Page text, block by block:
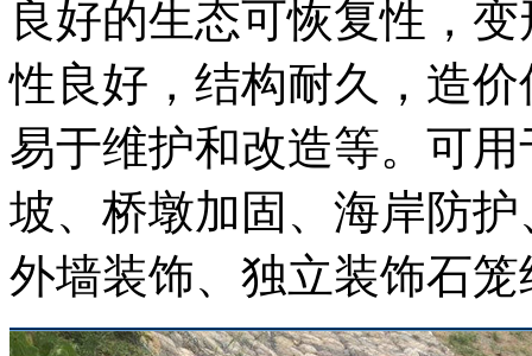
良好的生态可恢复性，
性良好，结构耐久，造
易于维护和改造等。可
坡、桥墩加固、海岸防
外墙装饰、独立装饰石